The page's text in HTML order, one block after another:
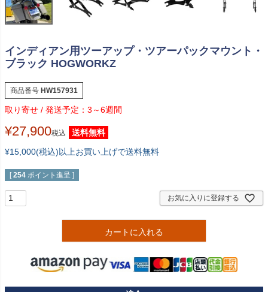
インディアン用ツーアップ・ツアーパックマウント・
ブラック HOGWORKZ
商品番号 HW157931
3～6週間
¥27,900税込
送料無料
¥15,000(税込)以上お買い上げで送料無料
[ 254 ポイント進呈 ]
お気に入りに登録する
カートに入れる